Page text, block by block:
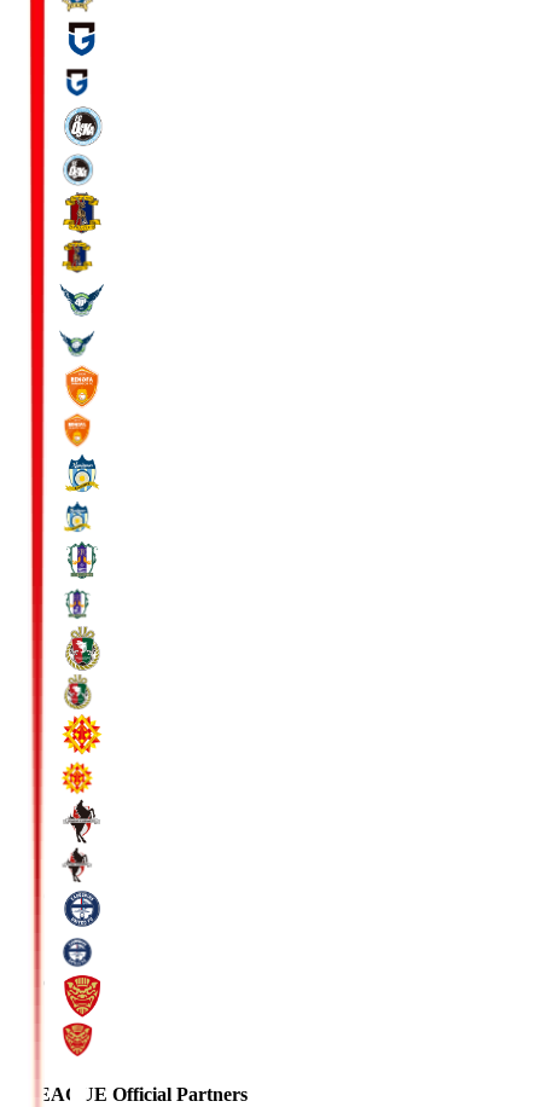
J.LEAGUE Official Partners